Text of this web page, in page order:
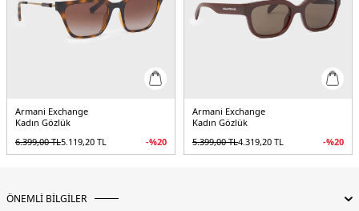
Armani Exchange
Kadın Gözlük
6.399,00TL5.119,20 TL -%20
Armani Exchange
Kadın Gözlük
5.399,00TL4.319,20 TL -%20
ÖNEMLİ BİLGİLER